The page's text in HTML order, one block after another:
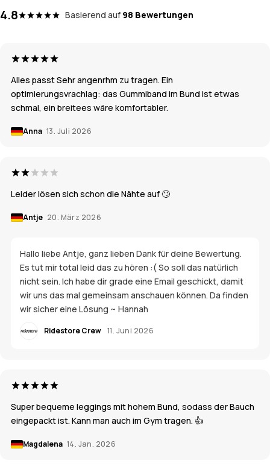
4.8 Basierend auf 98 Bewertungen
Alles passt Sehr angenrhm zu tragen. Ein
optimierungsvrachlag: das Gummiband im Bund ist etwas
schmal, ein breitees wäre komfortabler.
Anna 13. Juli 2026
Leider lösen sich schon die Nähte auf 🙄
Antje 20. März 2026
Hallo liebe Antje, ganz lieben Dank für deine Bewertung.
Es tut mir total leid das zu hören :( So soll das natürlich
nicht sein. Ich habe dir grade eine Email geschickt, damit
wir uns das mal gemeinsam anschauen können. Da finden
wir sicher eine Lösung ~ Hannah
Ridestore Crew 11. Juni 2026
Super bequeme leggings mit hohem Bund, sodass der Bauch
eingepackt ist. Kann man auch im Gym tragen. 👍
Magdalena 14. Jan. 2026